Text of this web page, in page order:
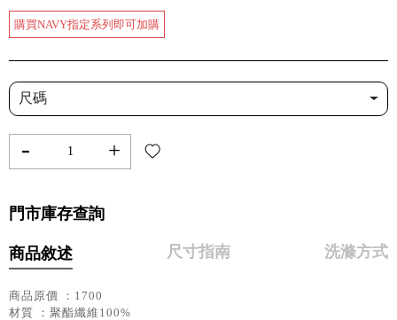
購買NAVY指定系列即可加購
尺碼
- +
門市庫存查詢
商品敘述 尺寸指南 洗滌方式
商品原價 ：1700
材質 ：聚酯纖維100%